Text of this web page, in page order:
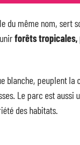
du même nom, sert
forêts tropicales,
blanche, peuplent la
Le parc est aussi
des habitats.